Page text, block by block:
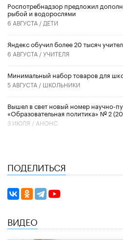
Роспотребнадзор предложил
рыбой и водорослями
6 АВГУСТА / ДЕТИ
​Яндекс обучил более 20 тысяч
6 АВГУСТА /УЧИТЕЛЯ
Минимальный набор товаров для
5 АВГУСТА / ШКОЛЬНИКИ
Вышел в свет новый номер научно-
«Образовательная политика» № 2
3 ИЮЛЯ / АНОНС
ПОДЕЛИТЬСЯ
ВИДЕО